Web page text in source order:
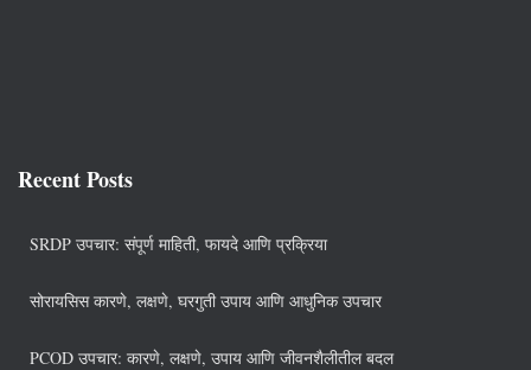
Recent Posts
SRDP उपचार: संपूर्ण माहिती, फायदे आणि प्रक्रिया
सोरायसिस कारणे, लक्षणे, घरगुती उपाय आणि आधुनिक उपचार
PCOD उपचार: कारणे, लक्षणे, उपाय आणि जीवनशैलीतील बदल